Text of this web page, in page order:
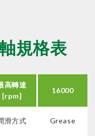
規格表
高轉速
[rpm]
16000
滑方式 Grease